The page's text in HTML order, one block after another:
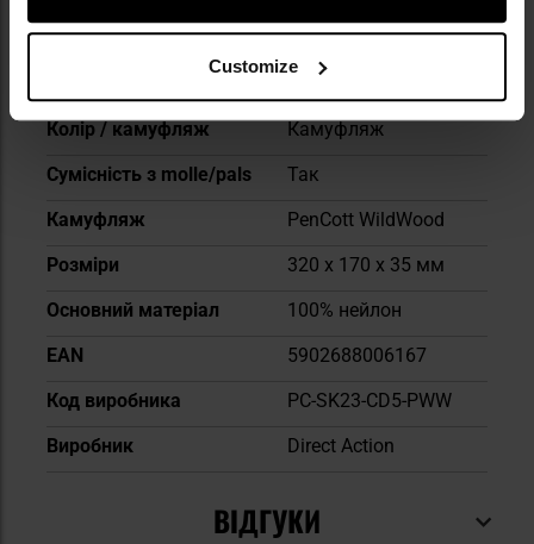
Customize
Колір / камуфляж
Камуфляж
Сумісність з molle/pals
Так
Камуфляж
PenCott WildWood
Розміри
320 x 170 x 35 мм
Основний матеріал
100% нейлон
EAN
5902688006167
Код виробника
PC-SK23-CD5-PWW
Виробник
Direct Action
ВІДГУКИ